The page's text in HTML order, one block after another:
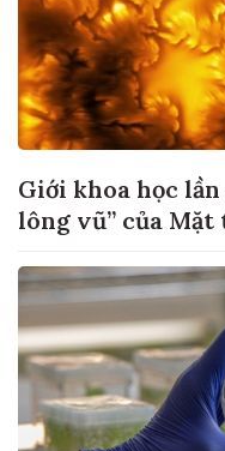
Giới khoa học
lông vũ” của